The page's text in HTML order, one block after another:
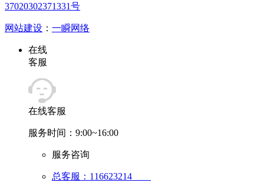
37020302371331号
网站建设 ： 一瞬网络
在线
客服
在线客服
服务时间：9:00~16:00
服务咨询
总客服：116623214